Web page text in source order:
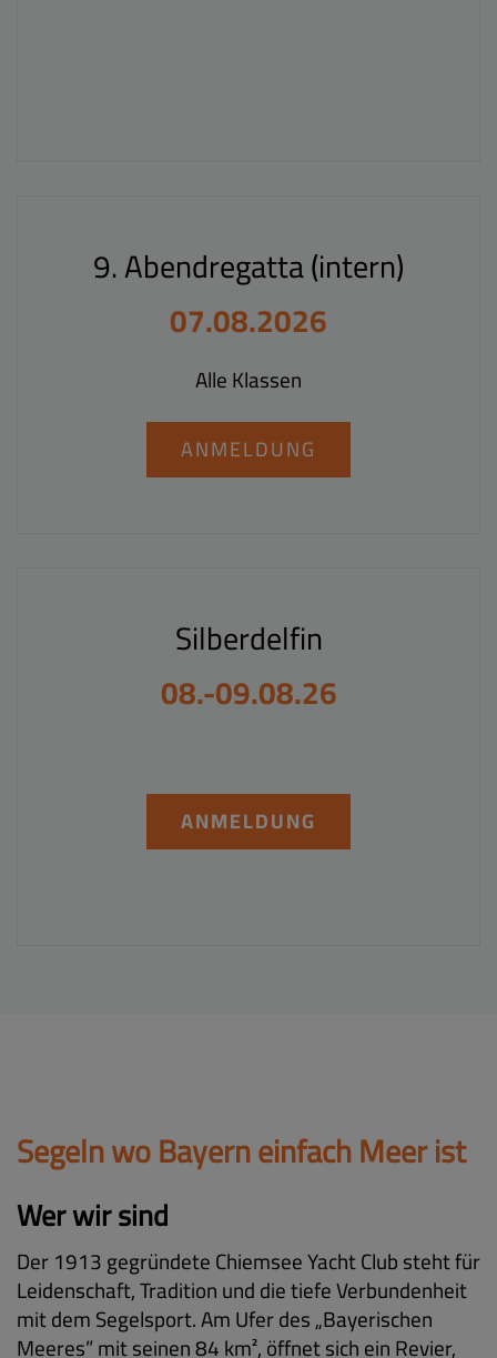
9. Abendregatta (intern)
07.08.2026
Alle Klassen
ANMELDUNG
Silberdelfin
08.-09.08.26
ANMELDUNG
Segeln wo Bayern einfach Meer ist
Wer wir sind
Der 1913 gegründete Chiemsee Yacht Club steht für
Leidenschaft, Tradition und die tiefe Verbundenheit
mit dem Segelsport. Am Ufer des „Bayerischen
Meeres” mit seinen 84 km², öffnet sich ein Revier,